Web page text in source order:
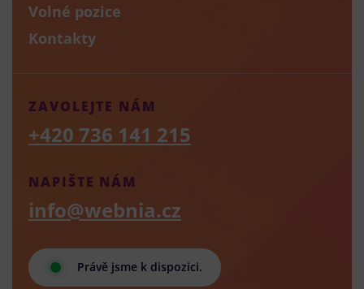
Volné pozice
Kontakty
Právě jsme k dispozici.
NAPIŠTE NÁM
info@webnia.cz
ZAVOLEJTE NÁM
+420 736 141 215